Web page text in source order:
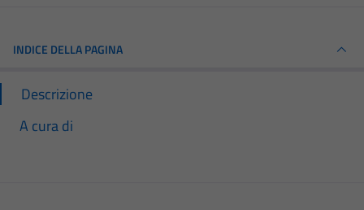
INDICE DELLA PAGINA
Descrizione
A cura di